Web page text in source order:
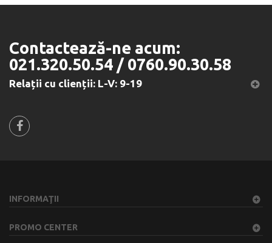
Contactează-ne acum:
021.320.50.54 / 0760.90.30.58
Relații cu clienții: L-V: 9-19
INFORMAŢII
PROMO CENTER